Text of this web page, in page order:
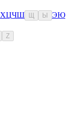
ХЦЧШ Ы ЭЮ
Z